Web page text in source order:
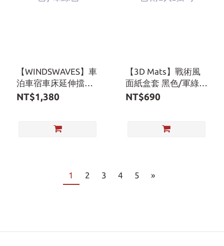
【WINDSWAVES】車
泊車宿車床延伸擋片
黑色 / 軍綠色
NT$1,380
【3D Mats】戰術風
面紙盒套 黑色/軍綠
色/沙色 附2入S掛勾
NT$690
1 2 3 4 5 »